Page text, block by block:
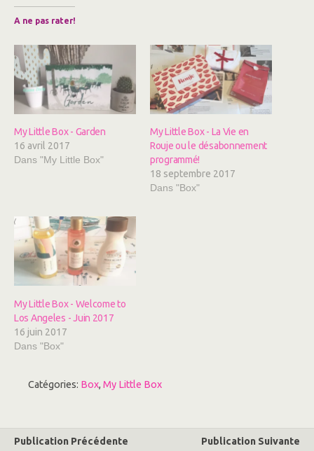
e
p
r
p
a
r
t
a
g
e
r
s
u
r
T
w
o
u
v
r
e
d
n
s
n
e
n
o
u
v
f
)
e
z
p
r
p
a
r
t
a
g
e
r
u
a
c
(
o
u
v
r
e
d
a
n
u
e
e
r
e
A ne pas rater!
My Little Box - Garden
16 avril 2017
Dans "My Little Box"
My Little Box - La Vie en
Rouje ou le désabonnement
programmé!
18 septembre 2017
Dans "Box"
My Little Box - Welcome to
Los Angeles - Juin 2017
16 juin 2017
Dans "Box"
Catégories: Box, My Little Box
Publication Précédente
Publication Suivante